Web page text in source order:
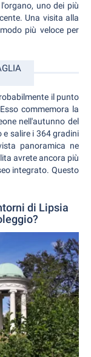
uno dei più
Una visita alla
più veloce per
il punto
commemora la
nell'autunno del
salire i 364 gradini
panoramica ne
avrete ancora più
integrato. Questo
di Lipsia